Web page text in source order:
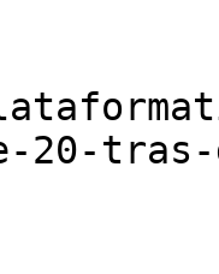
tras-